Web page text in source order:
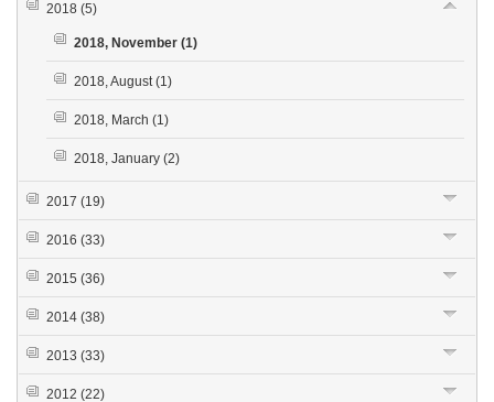
2018 (5)
2018, November (1)
2018, August(1)
2018, March (1)
2018, January (2)
2017 (19)
2016 (33)
2015 (36)
2014 (38)
2013 (33)
2012 (22)